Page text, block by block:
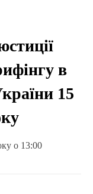
в
15
о 13:00